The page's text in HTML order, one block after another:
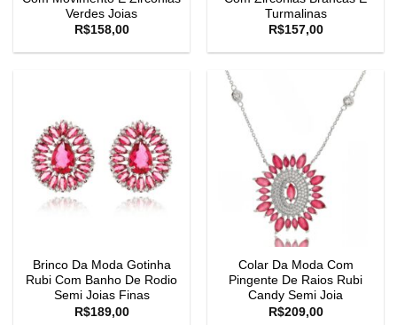
Verdes Joias
R$158,00
Turmalinas
R$157,00
Brinco Da Moda Gotinha
Rubi Com Banho De Rodio
Semi Joias Finas
R$189,00
Colar Da Moda Com
Pingente De Raios Rubi
Candy Semi Joia
R$209,00